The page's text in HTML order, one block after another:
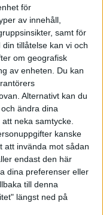
för
av innehåll,
samt för
din tillåtelse kan vi och
om geografisk
av enheten. Du kan
Alternativt kan du
ändra dina
neka samtycke.
kanske
att invända mot sådan
endast den här
dina preferenser eller
till denna
längst ned på
man allt som
att inte få detta.
att göra det som
vill ha tid att
sin partner eller
Men tiden tycks